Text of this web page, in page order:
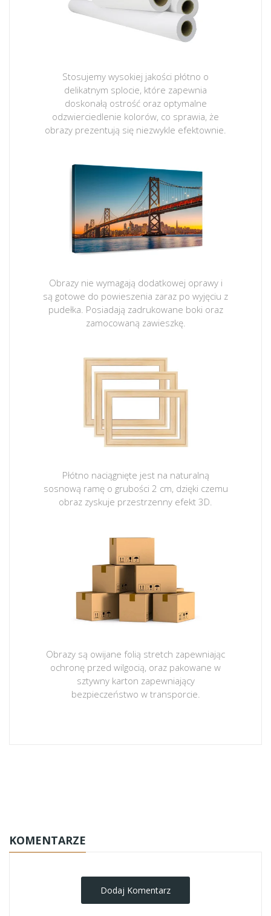
Stosujemy wysokiej jakości płótno o
delikatnym splocie, które zapewnia
doskonałą ostrość oraz optymalne
odzwierciedlenie kolorów, co sprawia, że
obrazy prezentują się niezwykle efektownie.
Obrazy nie wymagają dodatkowej oprawy i
są gotowe do powieszenia zaraz po wyjęciu z
pudełka. Posiadają zadrukowane boki oraz
zamocowaną zawieszkę.
Płótno naciągnięte jest na naturalną
sosnową ramę o grubości 2 cm, dzięki czemu
obraz zyskuje przestrzenny efekt 3D.
Obrazy są owijane folią stretch zapewniając
ochronę przed wilgocią, oraz pakowane w
sztywny karton zapewniający
bezpieczeństwo w transporcie.
KOMENTARZE
Dodaj Komentarz